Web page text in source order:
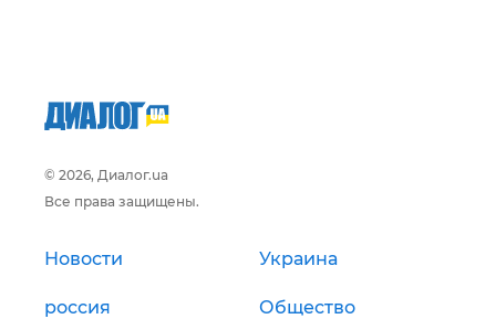
© 2026, Диалог.ua
Все права защищены.
Новости Украина
россия Общество